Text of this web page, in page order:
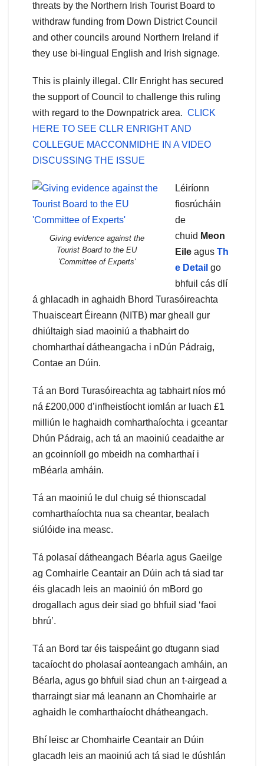
threats by the Northern Irish Tourist Board to
withdraw funding from Down District Council
and other councils around Northern Ireland if
they use bi-lingual English and Irish signage.
This is plainly illegal. Cllr Enright has secured
the support of Council to challenge this ruling
with regard to the Downpatrick area. CLICK
HERE TO SEE CLLR ENRIGHT AND
COLLEGUE MACCONMIDHE IN A VIDEO
DISCUSSING THE ISSUE
Giving evidence against the
Tourist Board to the EU
'Committee of Experts'
Léiríonn
fiosrúcháin
de
chuid Meon
Eile agus Th
e Detail go
bhfuil cás dlí
á ghlacadh in aghaidh Bhord Turasóireachta
Thuaisceart Éireann (NITB) mar gheall gur
dhiúltaigh siad maoiniú a thabhairt do
chomharthaí dátheangacha i nDún Pádraig,
Contae an Dúin.
Tá an Bord Turasóireachta ag tabhairt níos mó
ná £200,000 d’infheistíocht iomlán ar luach £1
milliún le haghaidh comharthaíochta i gceantar
Dhún Pádraig, ach tá an maoiniú ceadaithe ar
an gcoinníoll go mbeidh na comharthaí i
mBéarla amháin.
Tá an maoiniú le dul chuig sé thionscadal
comharthaíochta nua sa cheantar, bealach
siúlóide ina measc.
Tá polasaí dátheangach Béarla agus Gaeilge
ag Comhairle Ceantair an Dúin ach tá siad tar
éis glacadh leis an maoiniú ón mBord go
drogallach agus deir siad go bhfuil siad ‘faoi
bhrú’.
Tá an Bord tar éis taispeáint go dtugann siad
tacaíocht do pholasaí aonteangach amháin, an
Béarla, agus go bhfuil siad chun an t-airgead a
tharraingt siar má leanann an Chomhairle ar
aghaidh le comharthaíocht dhátheangach.
Bhí leisc ar Chomhairle Ceantair an Dúin
glacadh leis an maoiniú ach tá siad le dúshlán